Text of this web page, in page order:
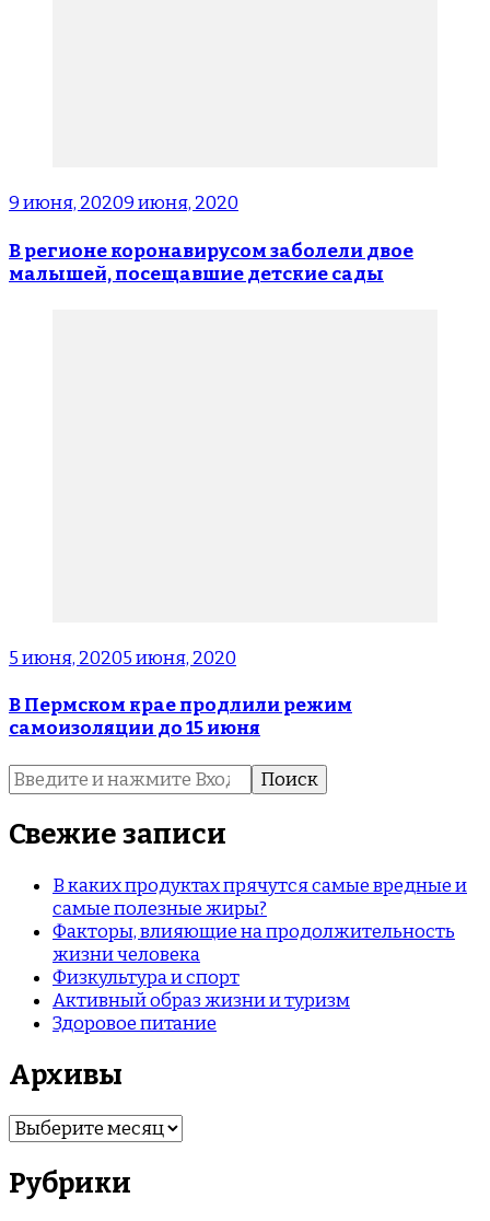
9 июня, 20209 июня, 2020
В регионе коронавирусом заболели двое
малышей, посещавшие детские сады
5 июня, 20205 июня, 2020
В Пермском крае продлили режим
самоизоляции до 15 июня
Найти:
Свежие записи
В каких продуктах прячутся самые вредные и
самые полезные жиры?
Факторы, влияющие на продолжительность
жизни человека
Физкультура и спорт
Активный образ жизни и туризм
Здоровое питание
Архивы
Архивы
Рубрики